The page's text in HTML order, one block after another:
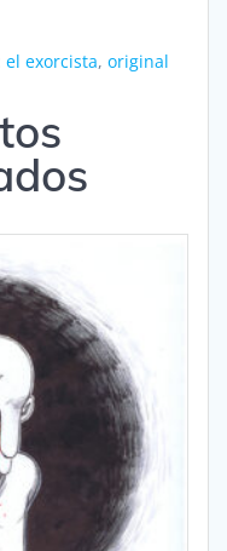
el exorcista, original